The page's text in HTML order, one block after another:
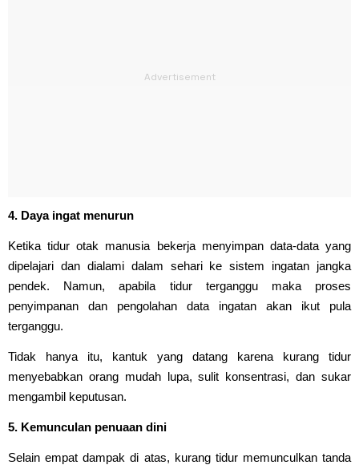
4. Daya ingat menurun
Ketika tidur otak manusia bekerja menyimpan data-data yang
dipelajari dan dialami dalam sehari ke sistem ingatan jangka
pendek. Namun, apabila tidur terganggu maka proses
penyimpanan dan pengolahan data ingatan akan ikut pula
terganggu.
Tidak hanya itu, kantuk yang datang karena kurang tidur
menyebabkan orang mudah lupa, sulit konsentrasi, dan sukar
mengambil keputusan.
5. Kemunculan penuaan dini
Selain empat dampak di atas, kurang tidur memunculkan tanda